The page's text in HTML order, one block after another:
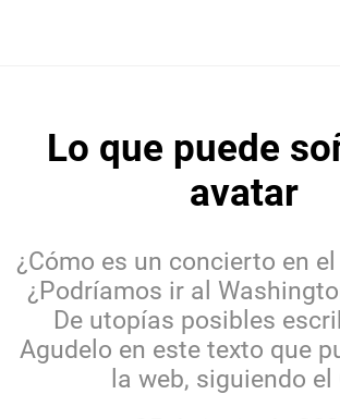
Lo que puede
avatar
¿Cómo es un concierto en
¿Podríamos ir al
De utopías posibles
Agudelo en este texto que
la web, siguiendo el